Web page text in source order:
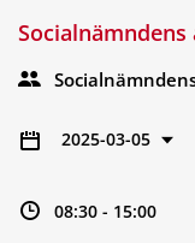
2025-03-05
08:30 - 15:00